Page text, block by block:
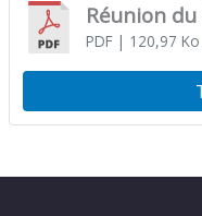
Réunion
PDF| 120,97 Ko